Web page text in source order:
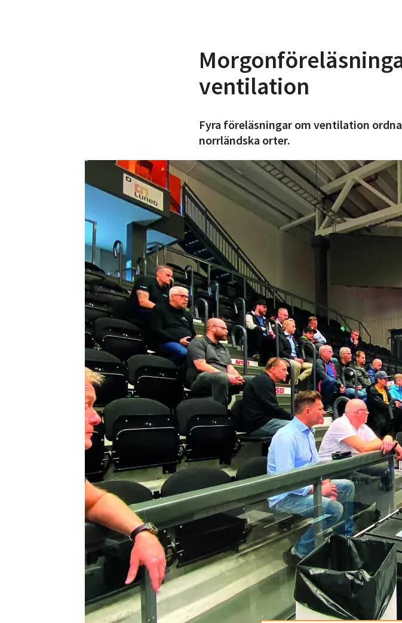
ventilation
Fyra föreläsningar om ventilation
norrländska orter.